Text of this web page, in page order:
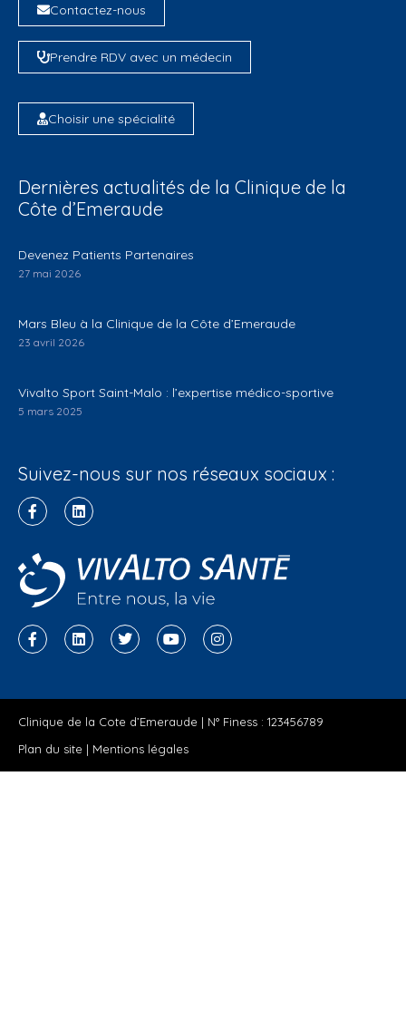
Contactez-nous
Prendre RDV avec un médecin
Choisir une spécialité
Dernières actualités de la Clinique de la
Côte d’Emeraude
Devenez Patients Partenaires
27 mai 2026
Mars Bleu à la Clinique de la Côte d’Emeraude
23 avril 2026
Vivalto Sport Saint-Malo : l’expertise médico-sportive
5 mars 2025
Suivez-nous sur nos réseaux sociaux :
Clinique de la Cote d’Emeraude | N° Finess : 123456789
Plan du site | Mentions légales